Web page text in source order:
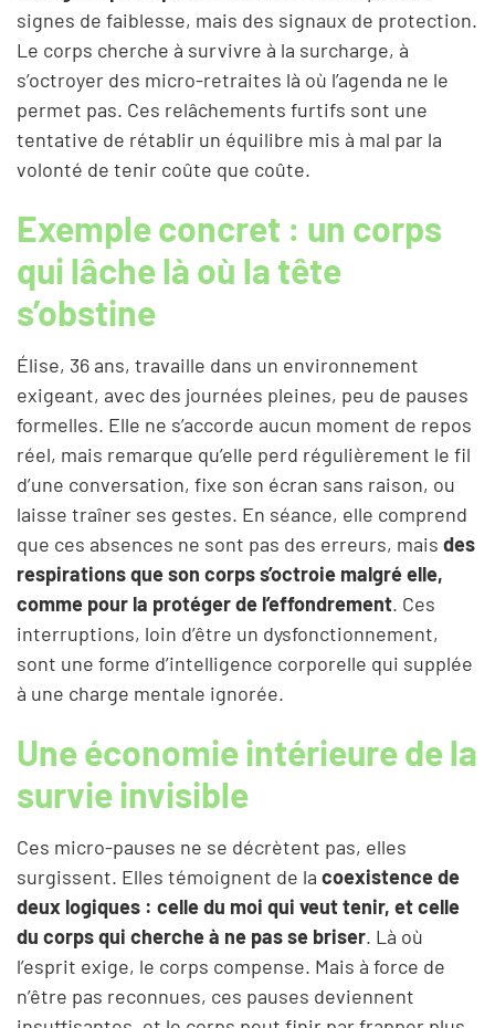
signes de faiblesse, mais des signaux de protection.
Le corps cherche à survivre à la surcharge, à
s’octroyer des micro-retraites là où l’agenda ne le
permet pas. Ces relâchements furtifs sont une
tentative de rétablir un équilibre mis à mal par la
volonté de tenir coûte que coûte.
Exemple concret : un corps
qui lâche là où la tête
s’obstine
Élise, 36 ans, travaille dans un environnement
exigeant, avec des journées pleines, peu de pauses
formelles. Elle ne s’accorde aucun moment de repos
réel, mais remarque qu’elle perd régulièrement le fil
d’une conversation, fixe son écran sans raison, ou
laisse traîner ses gestes. En séance, elle comprend
que ces absences ne sont pas des erreurs, mais des
respirations que son corps s’octroie malgré elle,
comme pour la protéger de l’effondrement. Ces
interruptions, loin d’être un dysfonctionnement,
sont une forme d’intelligence corporelle qui supplée
à une charge mentale ignorée.
Une économie intérieure de la
survie invisible
Ces micro-pauses ne se décrètent pas, elles
surgissent. Elles témoignent de la coexistence de
deux logiques : celle du moi qui veut tenir, et celle
du corps qui cherche à ne pas se briser. Là où
l’esprit exige, le corps compense. Mais à force de
n’être pas reconnues, ces pauses deviennent